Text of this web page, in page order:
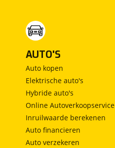
AUTO'S
Auto kopen
Elektrische auto's
Hybride auto's
Online Autoverkoopservice
Inruilwaarde berekenen
Auto financieren
Auto verzekeren